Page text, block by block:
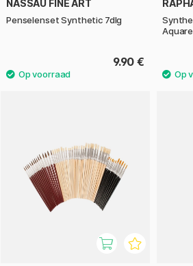
NASSAU FINE ART
Penselenset Synthetic 7dlg
9.90 €